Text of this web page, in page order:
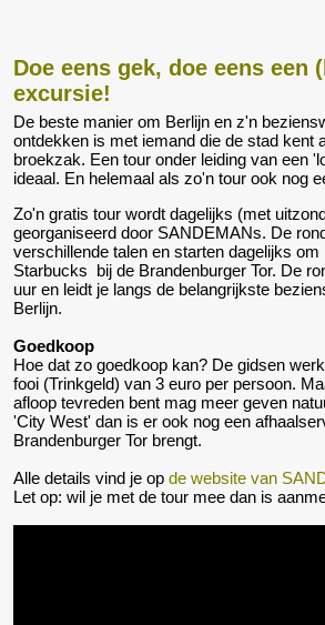
Doe eens gek, doe eens een
excursie!
De beste manier om Berlijn en z'n
ontdekken is met iemand die de stad kent
broekzak. Een tour onder leiding van een
ideaal. En helemaal als zo'n tour ook nog
Zo'n gratis tour wordt dagelijks (met
georganiseerd door SANDEMANs. De
verschillende talen en starten dagelijks om
Starbucks bij de Brandenburger Tor. De
uur en leidt je langs de belangrijkste
Berlijn.
Goedkoop
Hoe dat zo goedkoop kan? De gidsen
fooi (Trinkgeld) van 3 euro per persoon.
afloop tevreden bent mag meer geven
'City West' dan is er ook nog een
Brandenburger Tor brengt.
Alle details vind je op de website van
Let op: wil je met de tour mee dan is